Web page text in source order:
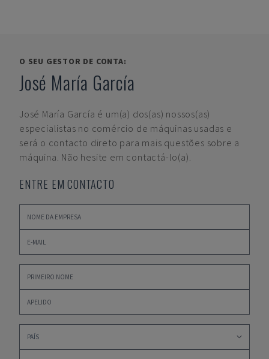
O SEU GESTOR DE CONTA:
José María García
José María García é um(a) dos(as) nossos(as)
especialistas no comércio de máquinas usadas e
será o contacto direto para mais questões sobre a
máquina. Não hesite em contactá-lo(a).
ENTRE EM CONTACTO